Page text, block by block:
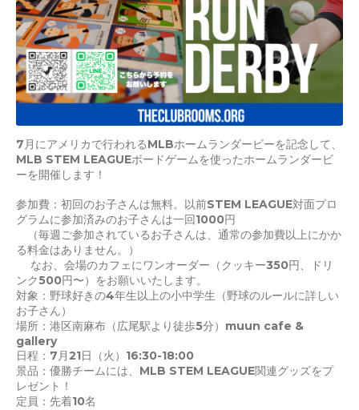
7月にアメリカで行われるMLBホームランダービーを記念して、
MLB STEM LEAGUEボードゲームを使ったホームランダービ
ーを開催します！
参加費：初回のお子さんは無料。以前STEM LEAGUE対面プロ
グラムに参加済みのお子さんは一回1000円
（毎週ご参加されているお子さんは、通常の参加費以上にかか
る料金はありません。）
なお、会場のカフェにワンオーダー（クッキー350円、ドリ
ンク500円〜）をお願いいたします。
対象：野球好きの4年生以上の小中学生（野球のルールに詳しい
お子さん）
場所：港区南麻布（広尾駅より徒歩5分）muun cafe &
gallery
日程：7月21日（火）16:30-18:00
景品：優勝チームには、MLB STEM LEAGUE関連グッズをプ
レゼント！
定員：先着10名